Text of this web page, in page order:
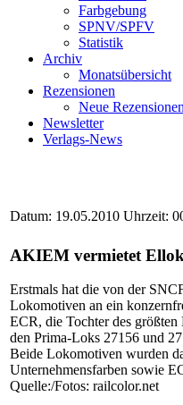
Farbgebung
SPNV/SPFV
Statistik
Archiv
Monatsübersicht
Rezensionen
Neue Rezensionen
Newsletter
Verlags-News
Datum: 19.05.2010 Uhrzeit:
AKIEM vermietet
Erstmals hat die von der
Lokomotiven an ein
ECR, die Tochter des
den Prima-Loks 27156 und
Beide Lokomotiven wurden
Unternehmensfarben sowie
Quelle:/Fotos: railcolor.net